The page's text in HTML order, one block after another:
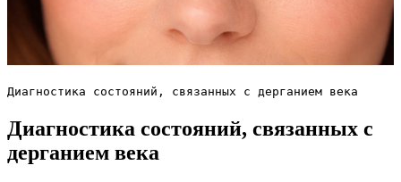
Диагностика состояний, связанных с дерганием века
Диагностика состояний, связанных с
дерганием века